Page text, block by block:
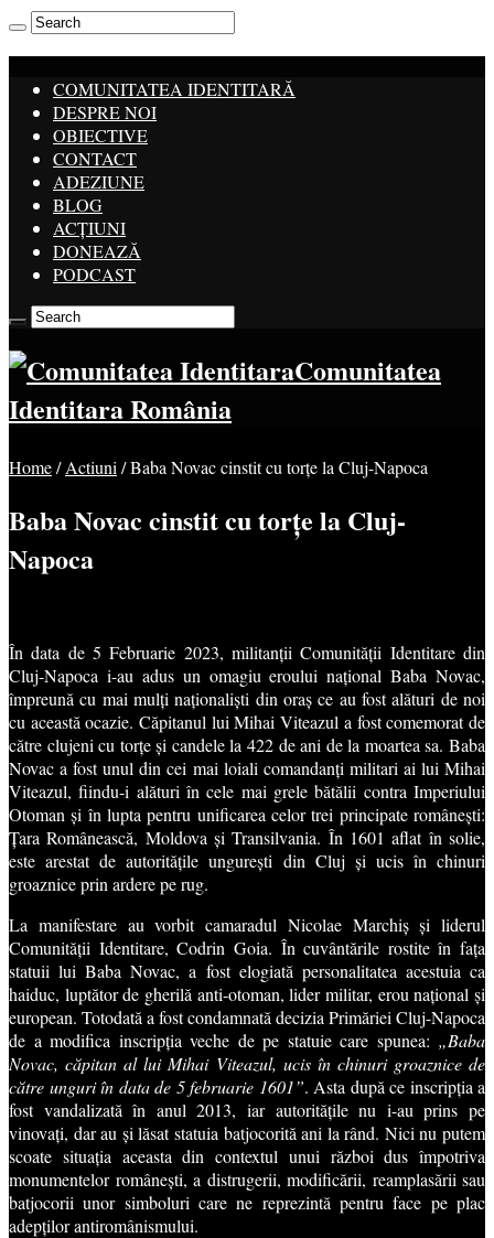
COMUNITATEA IDENTITARĂ
DESPRE NOI
OBIECTIVE
CONTACT
ADEZIUNE
BLOG
ACȚIUNI
DONEAZĂ
PODCAST
Comunitatea
Identitara România
Home/ Actiuni /Baba Novac cinstit cu torțe la Cluj-Napoca
Baba Novac cinstit cu torțe la Cluj-
Napoca
În data de 5 Februarie 2023, militanții Comunității Identitare din
Cluj-Napoca i-au adus un omagiu eroului național Baba Novac,
împreună cu mai mulți naționaliști din oraș ce au fost alături de noi
cu această ocazie. Căpitanul lui Mihai Viteazul a fost comemorat de
către clujeni cu torțe și candele la 422 de ani de la moartea sa. Baba
Novac a fost unul din cei mai loiali comandanți militari ai lui Mihai
Viteazul, fiindu-i alături în cele mai grele bătălii contra Imperiului
Otoman și în lupta pentru unificarea celor trei principate românești:
Țara Românească, Moldova și Transilvania. În 1601 aflat în solie,
este arestat de autoritățile ungurești din Cluj și ucis în chinuri
groaznice prin ardere pe rug.
La manifestare au vorbit camaradul Nicolae Marchiș și liderul
Comunității Identitare, Codrin Goia. În cuvântările rostite în fața
statuii lui Baba Novac, a fost elogiată personalitatea acestuia ca
haiduc, luptător de gherilă anti-otoman, lider militar, erou național și
european. Totodată a fost condamnată decizia Primăriei Cluj-Napoca
de a modifica inscripția veche de pe statuie care spunea: „Baba
Novac, căpitan al lui Mihai Viteazul, ucis în chinuri groaznice de
către unguri în data de 5 februarie 1601”. Asta după ce inscripția a
fost vandalizată în anul 2013, iar autoritățile nu i-au prins pe
vinovați, dar au și lăsat statuia batjocorită ani la rând. Nici nu putem
scoate situația aceasta din contextul unui război dus împotriva
monumentelor românești, a distrugerii, modificării, reamplasării sau
batjocorii unor simboluri care ne reprezintă pentru face pe plac
adepților antiromânismului.